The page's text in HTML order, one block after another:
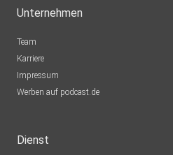
Unternehmen
Team
Karriere
Impressum
Werben auf podcast.de
Dienst